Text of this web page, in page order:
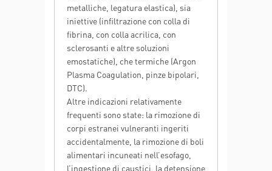
metalliche, legatura elastica), sia
iniettive (infiltrazione con colla di
fibrina, con colla acrilica, con
sclerosanti e altre soluzioni
emostatiche), che termiche (Argon
Plasma Coagulation, pinze bipolari,
DTC).
Altre indicazioni relativamente
frequenti sono state: la rimozione di
corpi estranei vulneranti ingeriti
accidentalmente, la rimozione di boli
alimentari incuneati nell’esofago,
l’ingestione di caustici, la detensione